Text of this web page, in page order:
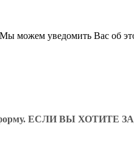
Мы можем уведомить Вас об
форму. ЕСЛИ ВЫ